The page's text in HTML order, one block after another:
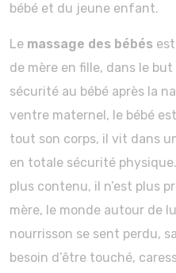
bébé et du jeune enfant.
Le massage des bébés
de mère en fille, dans le
sécurité au bébé après la
ventre maternel, le bébé
tout son corps, il vit dans
en totale sécurité
plus contenu, il n’est plus
mère, le monde autour de
nourrisson se sent perdu,
besoin d’être touché,